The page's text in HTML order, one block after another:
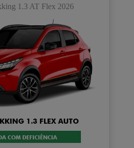
1.3 AT Flex 2026
1.3 FLEX AUTO
COM DEFICIÊNCIA